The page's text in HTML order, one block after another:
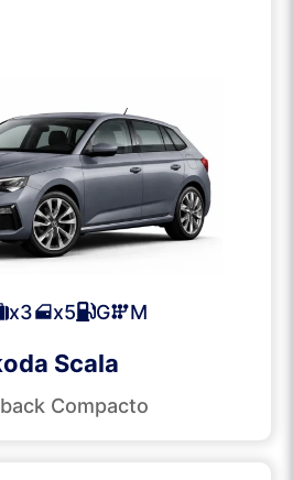
x3 x5 G M
Scala
Compacto